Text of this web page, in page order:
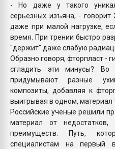
- Но даже у такого
серьезных изъяна, -
даже при малой нагрузке,
время. При трении быстро
"держит" даже слабую
Образно говоря, фторпласт -
сгладить эти минусы? Во
придумывают разные
композиты, добавляя к
выигрывая в одном, материал
Российские ученые решили
материал от
преимуществ. Путь,
специалистам на первый